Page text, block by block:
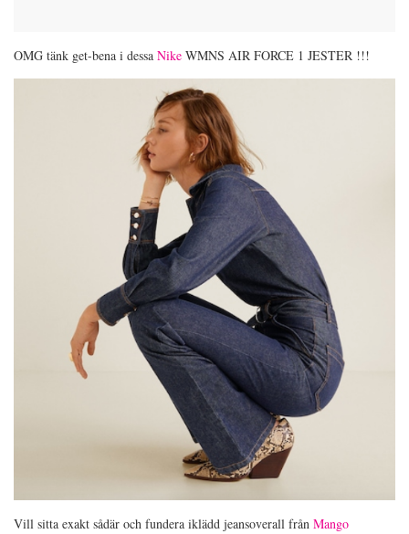
OMG tänk get-bena i dessa Nike WMNS AIR FORCE 1 JESTER !!!
Vill sitta exakt sådär och fundera iklädd jeansoverall från Mango